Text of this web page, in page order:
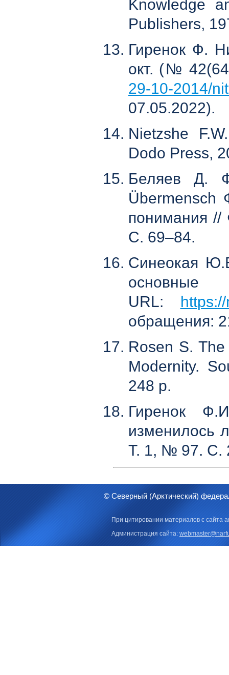
Knowledge
Publishers,
Гиренок Ф.
окт. (№
29-10-2014/
07.05.2022).
Nietzshe
Dodo Press,
Беляев Д.
Übermensch
понимания
С. 69–84.
Синеокая
основные
URL:
обращения:
Rosen S.
Modernity.
248 р.
Гиренок
изменилось
Т. 1, № 97. С.
© Северный (Арктический)
При цитировании материалов с сайта
Администрация сайта: